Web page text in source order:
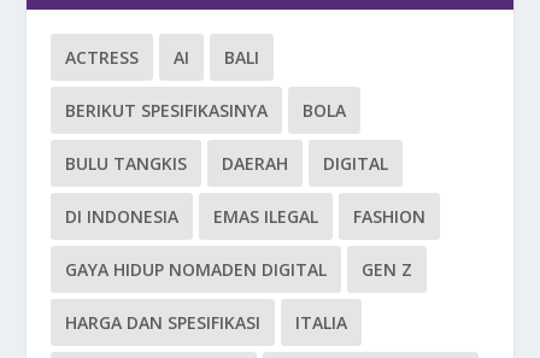
ACTRESS AI BALI
BERIKUT SPESIFIKASINYA BOLA
BULU TANGKIS DAERAH DIGITAL
DI INDONESIA EMAS ILEGAL FASHION
GAYA HIDUP NOMADEN DIGITAL GEN Z
HARGA DAN SPESIFIKASI ITALIA